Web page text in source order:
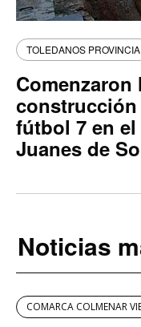
TOLEDANOS PROVINCIA
Comenzaron
fútbol 7 en
Juanes de
Noticias
COMARCA COLMENAR